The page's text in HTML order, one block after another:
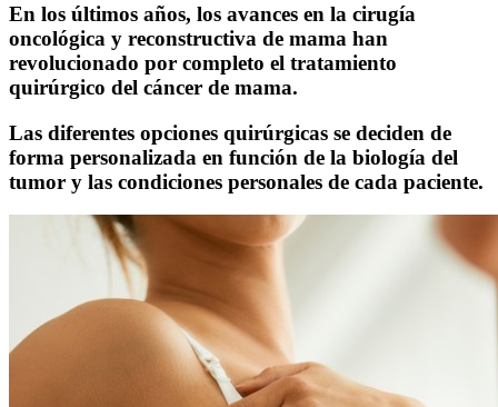
En los últimos años, los avances en la cirugía
oncológica y reconstructiva de mama han
revolucionado por completo el tratamiento
quirúrgico del cáncer de mama.
Las diferentes opciones quirúrgicas se deciden de
forma personalizada en función de la biología del
tumor y las condiciones personales de cada paciente.